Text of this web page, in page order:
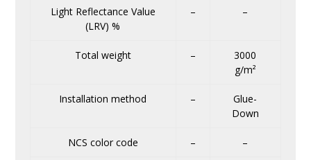
Light Reflectance Value
(LRV) %
– –
Total weight –
3000
g/m²
Installation method –
Glue-
Down
NCS color code – –